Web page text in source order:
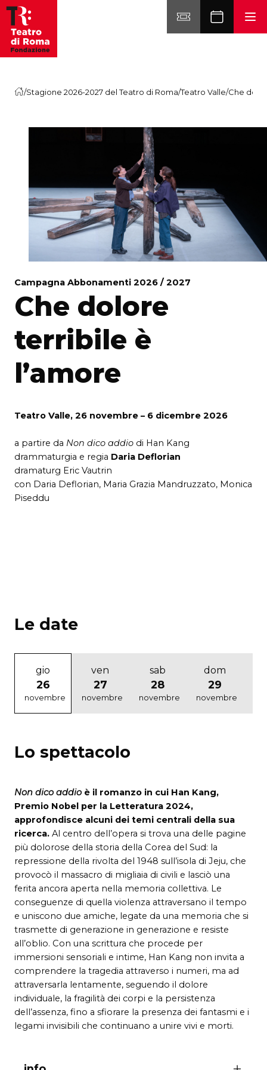
Vai al contenuto
/Stagione 2026-2027 del Teatro di Roma/Teatro Valle/Che
Campagna Abbonamenti 2026 / 2027
Che dolore
terribile è
l’amore
Teatro Valle, 26 novembre – 6 dicembre 2026
a partire da Non dico addio di Han Kang
drammaturgia e regia Daria Deflorian
dramaturg Eric Vautrin
con Daria Deflorian, Maria Grazia Mandruzzato, Monica
Piseddu
Lo spettacolo
Non dico addio è il romanzo in cui Han Kang,
Premio Nobel per la Letteratura 2024,
approfondisce alcuni dei temi centrali della sua
ricerca. Al centro dell’opera si trova una delle pagine
più dolorose della storia della Corea del Sud: la
repressione della rivolta del 1948 sull’isola di Jeju, che
provocò il massacro di migliaia di civili e lasciò una
ferita ancora aperta nella memoria collettiva. Le
conseguenze di quella violenza attraversano il tempo
e uniscono due amiche, legate da una memoria che si
trasmette di generazione in generazione e resiste
all’oblio. Con una scrittura che procede per
immersioni sensoriali e intime, Han Kang non invita a
comprendere la tragedia attraverso i numeri, ma ad
attraversarla lentamente, seguendo il dolore
individuale, la fragilità dei corpi e la persistenza
dell’assenza, fino a sfiorare la presenza dei fantasmi e i
legami invisibili che continuano a unire vivi e morti.
Le date
gio
26
novembre
ven
27
novembre
sab
28
novembre
dom
29
novembre